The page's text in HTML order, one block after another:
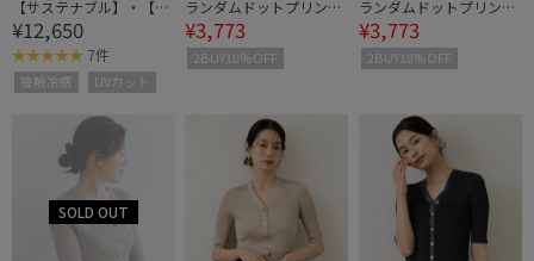
【サステナブル】・【定
番】バウンスカフスプル
オーバー/接触冷感/UVカ
ット
¥12,650
7件
接触冷感 UVカット
ランダムドットプリント
ボウタイブラウス
¥3,773
2BUY10%OFF
ランダムドットプリント
ボウタイブラウス
¥3,773
2BUY10%OFF